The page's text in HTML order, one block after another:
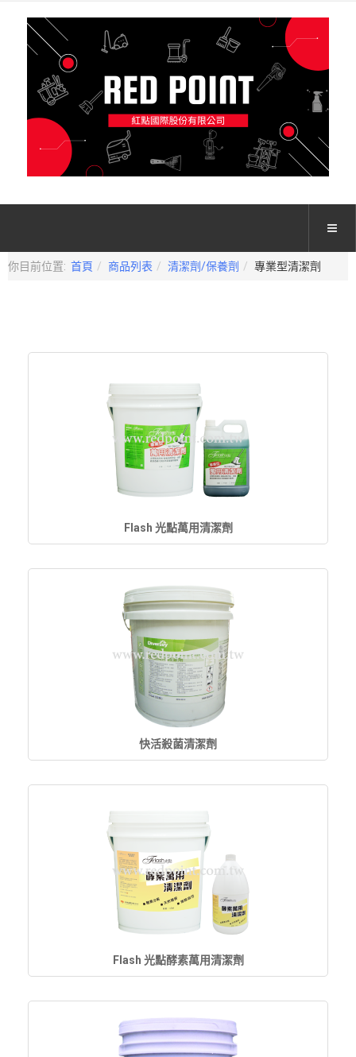
你目前位置: 首頁 商品列表 清潔劑/保養劑 專業型清潔劑
Flash 光點萬用清潔劑
快活殺菌清潔劑
Flash 光點酵素萬用清潔劑